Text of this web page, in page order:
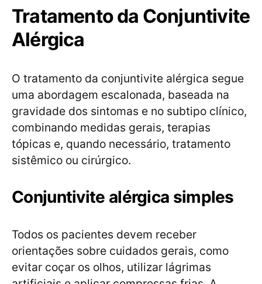
Tratamento da Conjuntivite
Alérgica
O tratamento da conjuntivite alérgica segue
uma abordagem escalonada, baseada na
gravidade dos sintomas e no subtipo clínico,
combinando medidas gerais, terapias
tópicas e, quando necessário, tratamento
sistêmico ou cirúrgico.
Conjuntivite alérgica simples
Todos os pacientes devem receber
orientações sobre cuidados gerais, como
evitar coçar os olhos, utilizar lágrimas